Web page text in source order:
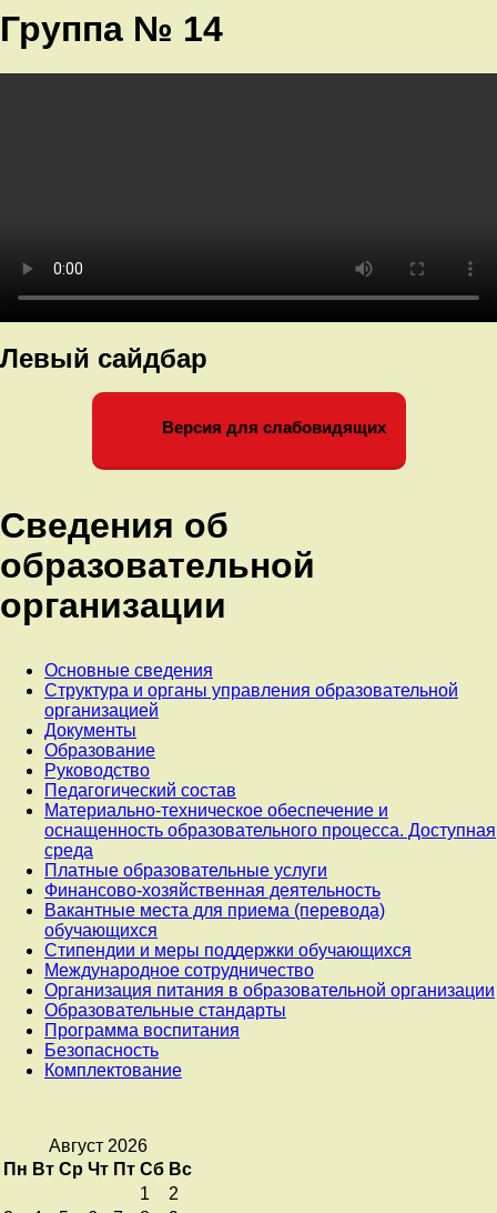
Группа № 14
Левый сайдбар
Версия для слабовидящих
Сведения об
образовательной
организации
Основные сведения
Структура и органы управления образовательной
организацией
Документы
Образование
Руководство
Педагогический состав
Материально-техническое обеспечение и
оснащенность образовательного процесса. Доступная
среда
Платные образовательные услуги
Финансово-хозяйственная деятельность
Вакантные места для приема (перевода)
обучающихся
Стипендии и меры поддержки обучающихся
Международное сотрудничество
Организация питания в образовательной организации
Образовательные стандарты
Программа воспитания
Безопасность
Комплектование
Август 2026
Пн Вт Ср Чт Пт Сб Вс
1
2